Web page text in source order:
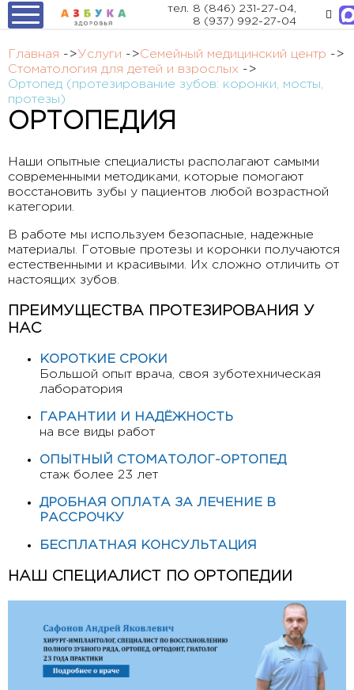
тел. 8 (846) 231-27-04,
8 (937) 992-27-04
Главная ->Услуги ->Семейный медицинский центр ->
Стоматология для детей и взрослых ->
Ортопед (протезирование зубов: коронки, мосты,
протезы)
ОРТОПЕДИЯ
Наши опытные специалисты располагают самыми
современными методиками, которые помогают
восстановить зубы у пациентов любой возрастной
категории.
В работе мы используем безопасные, надежные
материалы. Готовые протезы и коронки получаются
естественными и красивыми. Их сложно отличить от
настоящих зубов.
ПРЕИМУЩЕСТВА ПРОТЕЗИРОВАНИЯ У
НАС
КОРОТКИЕ СРОКИ
Большой опыт врача, своя зуботехническая
лаборатория
ГАРАНТИИ И НАДЁЖНОСТЬ
на все виды работ
ОПЫТНЫЙ СТОМАТОЛОГ-ОРТОПЕД
стаж более 23 лет
ДРОБНАЯ ОПЛАТА ЗА ЛЕЧЕНИЕ В
РАССРОЧКУ
БЕСПЛАТНАЯ КОНСУЛЬТАЦИЯ
НАШ СПЕЦИАЛИСТ ПО ОРТОПЕДИИ